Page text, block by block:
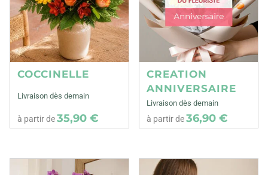
COCCINELLE
Livraison dès demain
à partir de35,90 €
CREATION
ANNIVERSAIRE
Livraison dès demain
à partir de36,90 €